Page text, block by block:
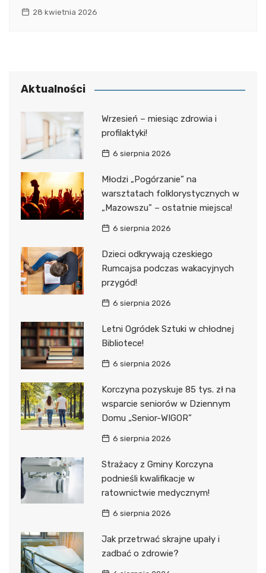
28 kwietnia 2026
Aktualności
Wrzesień – miesiąc zdrowia i
profilaktyki!
6 sierpnia 2026
Młodzi „Pogórzanie” na
warsztatach folklorystycznych w
„Mazowszu” – ostatnie miejsca!
6 sierpnia 2026
Dzieci odkrywają czeskiego
Rumcajsa podczas wakacyjnych
przygód!
6 sierpnia 2026
Letni Ogródek Sztuki w chłodnej
Bibliotece!
6 sierpnia 2026
Korczyna pozyskuje 85 tys. zł na
wsparcie seniorów w Dziennym
Domu „Senior-WIGOR”
6 sierpnia 2026
Strażacy z Gminy Korczyna
podnieśli kwalifikacje w
ratownictwie medycznym!
6 sierpnia 2026
Jak przetrwać skrajne upały i
zadbać o zdrowie?